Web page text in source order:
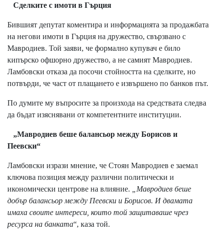
Сделките с имоти в Гърция
Бившият депутат коментира и информацията за продажбата
на негови имоти в Гърция на дружество, свързвано с
Мавродиев. Той заяви, че формално купувач е било
кипърско офшорно дружество, а не самият Мавродиев.
Ламбовски отказа да посочи стойността на сделките, но
потвърди, че част от плащането е извършено по банков път.
По думите му въпросите за произхода на средствата следва
да бъдат изяснявани от компетентните институции.
„Мавродиев беше балансьор между Борисов и
Пеевски“
Ламбовски изрази мнение, че Стоян Мавродиев е заемал
ключова позиция между различни политически и
икономически центрове на влияние.
„Мавродиев беше
добър балансьор между Пеевски и Борисов. И двамата
имаха своите интереси, които той защитаваше чрез
ресурса на банката“, каза той.